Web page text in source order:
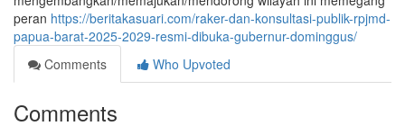
peran https://beritakasuari.com/raker-dan-konsultasi-publik-rpjmd-
papua-barat-2025-2029-resmi-dibuka-gubernur-dominggus/
Comments
Who Upvoted
Comments